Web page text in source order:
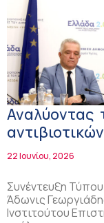
Αναλύοντας
δεδομένα
22 Ιουνίου, 2026
Συνέντευξη
Άδωνις
Ινστιτούτου